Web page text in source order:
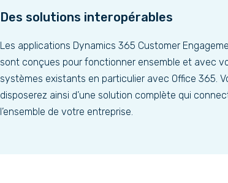
Des solutions interopérables
Les applications Dynamics 365 Customer
sont conçues pour fonctionner ensemble et avec
systèmes existants en particulier avec Office 365.
disposerez ainsi d’une solution complète qui
l’ensemble de votre entreprise.